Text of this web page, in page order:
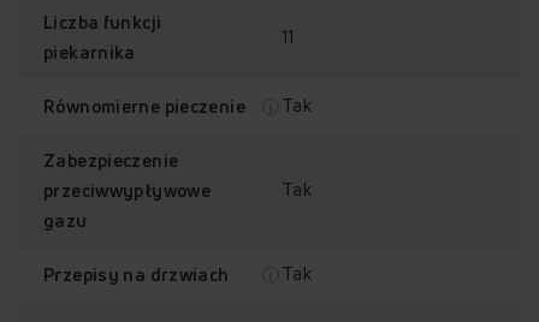
Liczba funkcji
piekarnika
11
Równomierne pieczenie Tak
Zabezpieczenie
przeciwwypływowe
gazu
Tak
Przepisy na drzwiach Tak